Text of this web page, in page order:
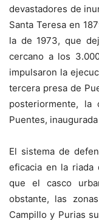
devastadores de
Santa Teresa en
la de 1973, que
cercano a los
impulsaron la
tercera presa de
posteriormente,
Puentes,
El sistema de
eficacia en la riada
que el casco
obstante, las
Campillo y Purias